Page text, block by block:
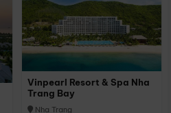
Vinpearl Resort & Spa Nha
Trang Bay
Nha Trang